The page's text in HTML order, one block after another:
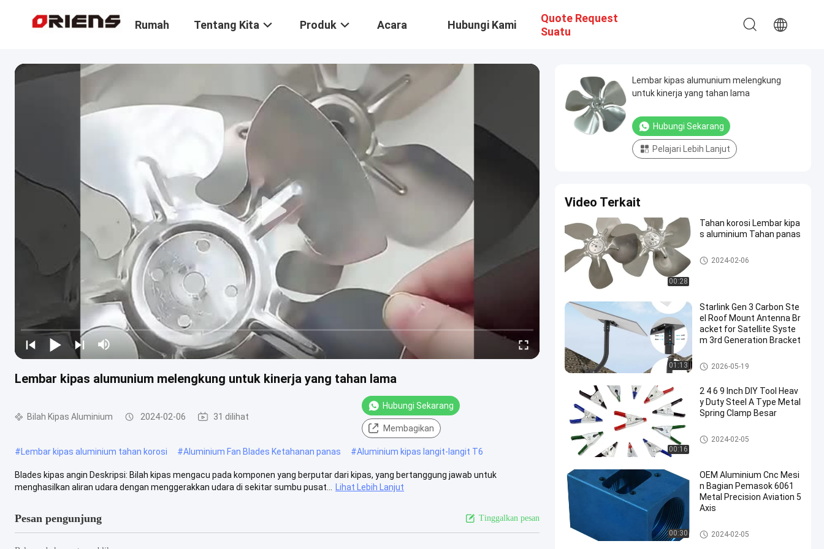
Rumah Tentang Kita Produk Acara Hubungi Kami
Quote Request
Suatu
Lembar kipas alumunium melengkung untuk kinerja yang tahan lama
Bilah Kipas Aluminium 2024-02-06 31 dilihat
Hubungi Sekarang
Membagikan
#Lembar kipas aluminium tahan korosi #Aluminium Fan Blades Ketahanan panas #Aluminium kipas langit-langit T6
Blades kipas angin Deskripsi: Bilah kipas mengacu pada komponen yang berputar dari kipas, yang bertanggung jawab untuk
menghasilkan aliran udara dengan menggerakkan udara di sekitar sumbu pusat...
Lihat Lebih Lanjut
Pesan pengunjung Tinggalkan pesan
Lembar kipas alumunium melengkung
untuk kinerja yang tahan lama
Hubungi Sekarang
Pelajari Lebih Lanjut
Video Terkait
00:28
Tahan korosi Lembar kipa
s aluminium Tahan panas
Bilah Kipas Aluminium
2024-02-06
01:13
Starlink Gen 3 Carbon Ste
el Roof Mount Antenna Br
acket for Satellite Syste
m 3rd Generation Bracket
Braket Starlink
2026-05-19
00:16
2 4 6 9 Inch DIY Tool Heav
y Duty Steel A Type Metal
Spring Clamp Besar
Klem Matahari Logam
2024-02-05
00:30
OEM Aluminium Cnc Mesi
n Bagian Pemasok 6061
Metal Precision Aviation 5
Axis
Bagian Mesin Cnc
2024-02-05